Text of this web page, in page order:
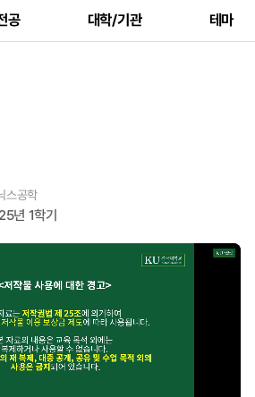
공 대학/기관 테마
스공학
년 1학기